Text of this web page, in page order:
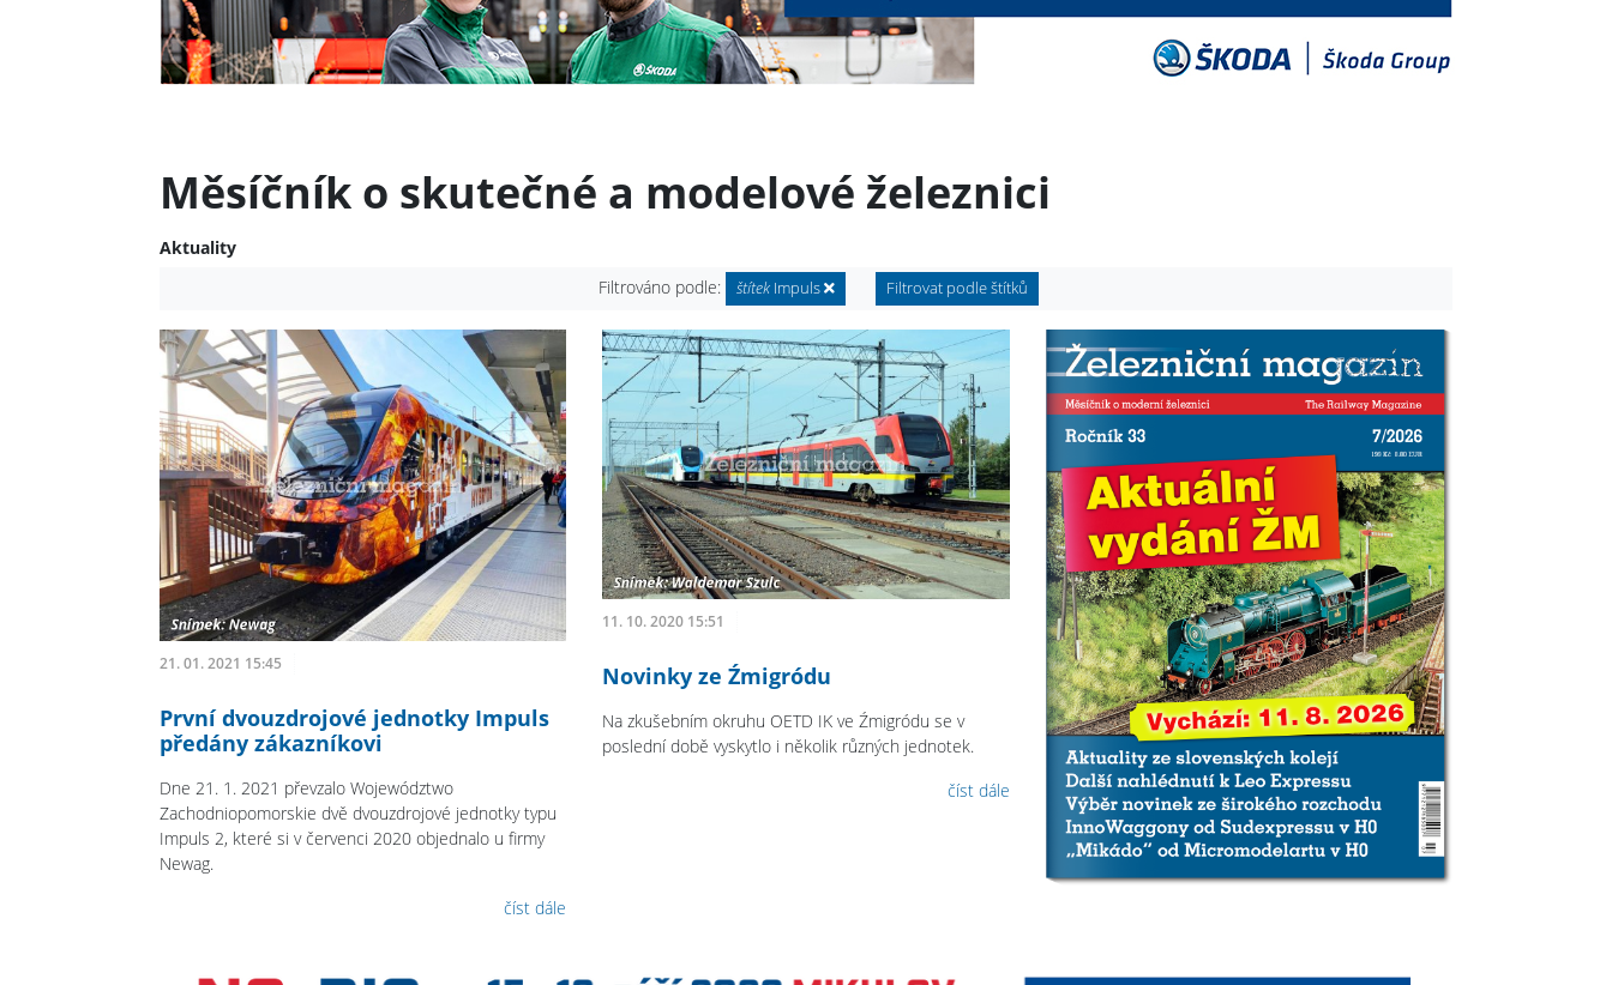
Měsíčník o skutečné a modelové železnici
Aktuality
Filtrováno podle:
štítek Impuls Filtrovat podle štítků
21. 01. 2021 15:45
První dvouzdrojové jednotky Impuls
předány zákazníkovi
Dne 21. 1. 2021 převzalo Województwo
Zachodniopomorskie dvě dvouzdrojové jednotky typu
Impuls 2, které si v červenci 2020 objednalo u firmy
Newag.
číst dále
11. 10. 2020 15:51
Novinky ze Źmigródu
Na zkušebním okruhu OETD IK ve Źmigródu se v
poslední době vyskytlo i několik různých jednotek.
číst dále